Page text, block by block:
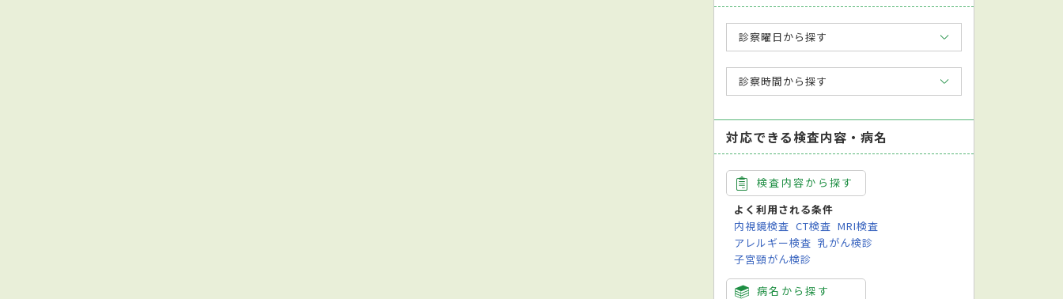
診察曜日から探す
診察時間から探す
対応できる検査内容・病名
検査内容から探す
よく利用される条件
内視鏡検査 CT検査 MRI検査
アレルギー検査 乳がん検診
子宮頸がん検診
病名から探す